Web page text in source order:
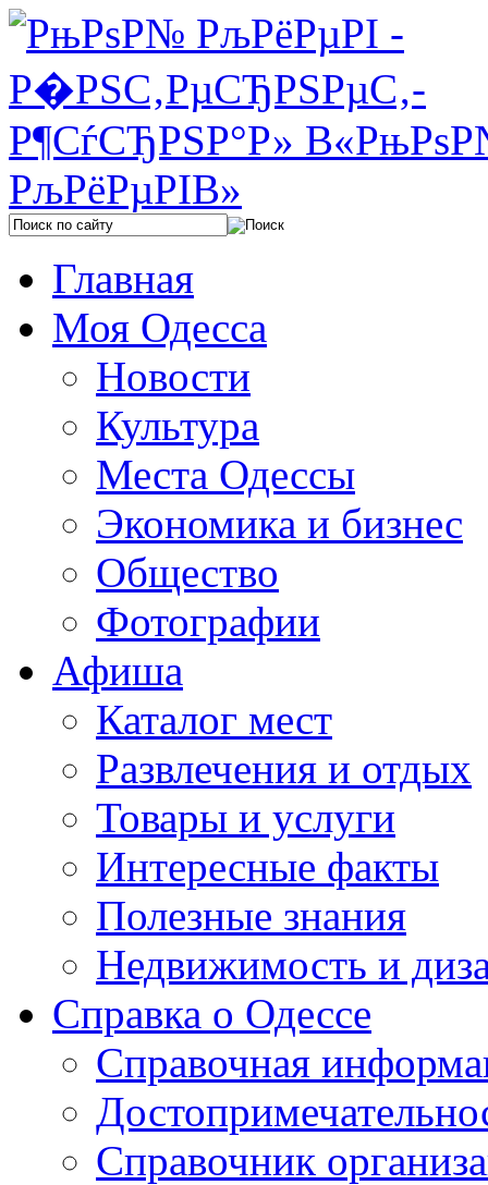
Главная
Моя Одесса
Новости
Культура
Места Одессы
Экономика и бизнес
Общество
Фотографии
Афиша
Каталог мест
Развлечения и отдых
Товары и услуги
Интересные факты
Полезные знания
Недвижимость и
Справка о Одессе
Справочная
Справочник